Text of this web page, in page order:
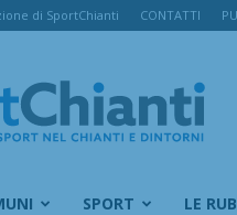
di SportChianti CONTATTI
SportChianti
SPORT LE